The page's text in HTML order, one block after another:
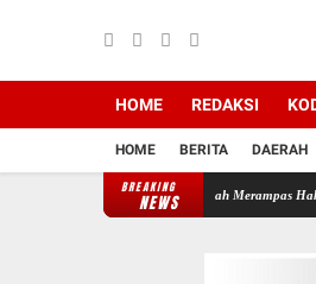
HOME REDAKSI
HOME BERITA DAERAH
BREAKING
NEWS
Backing Mafia Tanah Merampas Hak Keluarga